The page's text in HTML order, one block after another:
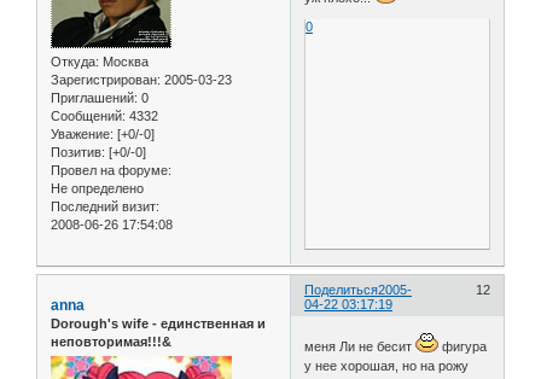
Откуда: Москва
Зарегистрирован: 2005-03-23
Приглашений: 0
Сообщений: 4332
Уважение: [+0/-0]
Позитив: [+0/-0]
Провел на форуме:
Не определено
Последний визит:
2008-06-26 17:54:08
0
Поделиться 12
2005-
04-22 03:17:19
anna
Dorough's wife - единственная и
неповторимая!!!&
меня Ли не бесит
фигура
у нее хорошая, но на рожу